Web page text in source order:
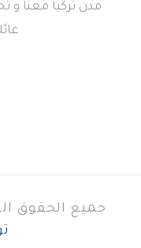
مدن تركيا معنا و
جميع الحقوق